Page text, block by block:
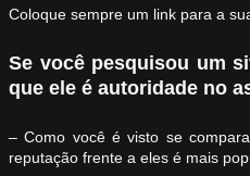
Coloque sempre um link para a
Se você pesquisou um
que ele é autoridade no
– Como você é visto se
reputação frente a eles é mais